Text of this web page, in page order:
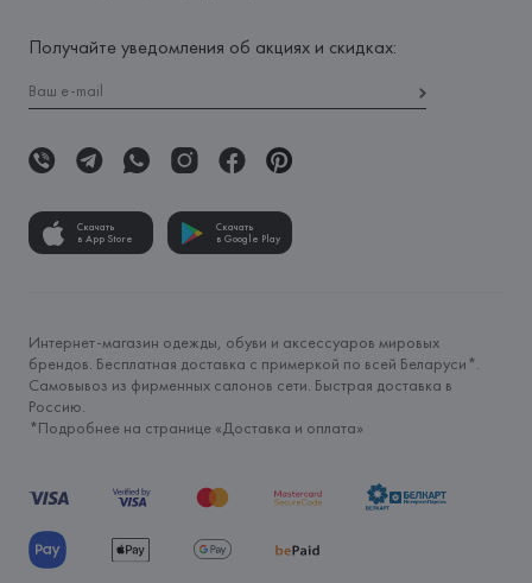
Получайте уведомления об акциях и скидках:
Скачать
в App Store
Скачать
в Google Play
Интернет-магазин одежды, обуви и аксессуаров мировых
брендов. Бесплатная доставка с примеркой по всей Беларуси*.
Самовывоз из фирменных салонов сети. Быстрая доставка в
Россию.
*Подробнее на странице «Доставка и оплата»